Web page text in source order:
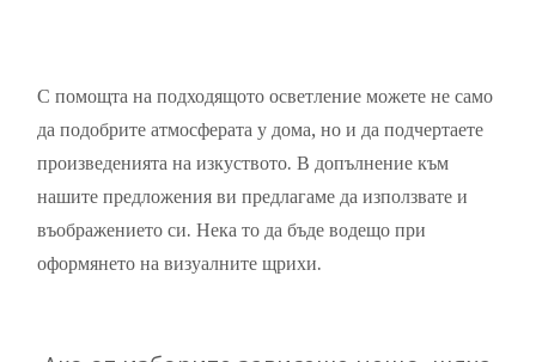
С помощта на подходящото осветление можете не само
да подобрите атмосферата у дома, но и да подчертаете
произведенията на изкуството. В допълнение към
нашите предложения ви предлагаме да използвате и
въображението си. Нека то да бъде водещо при
оформянето на визуалните щрихи.